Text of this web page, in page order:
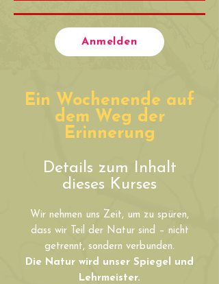
Anmelden
Ein Wochenende auf
dem Weg der
Erinnerung
Details zum Inhalt
dieses Kurses
Wir nehmen uns Zeit, um zu spüren,
dass wir Teil der Natur sind – nicht
getrennt, sondern verbunden.
Die Natur wird unser Spiegel und
Lehrmeister.